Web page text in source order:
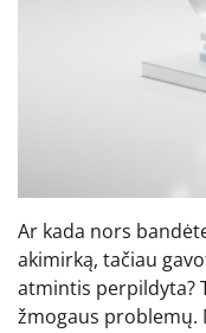
Ar kada nors
akimirką, tačiau
atmintis perpildyta?
žmogaus problemų.